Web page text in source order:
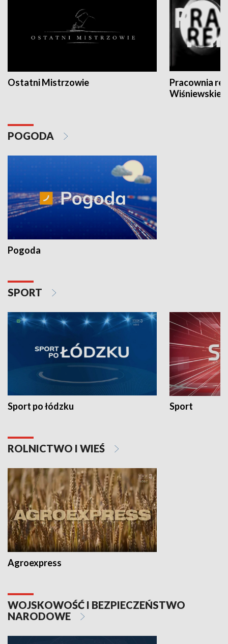
Ostatni Mistrzowie
Pracownia
POGODA
Pogoda
SPORT
Sport po łódzku Sport
ROLNICTWO I WIEŚ
Agroexpress
WOJSKOWOŚĆ I BEZPIECZEŃSTWO
NARODOWE